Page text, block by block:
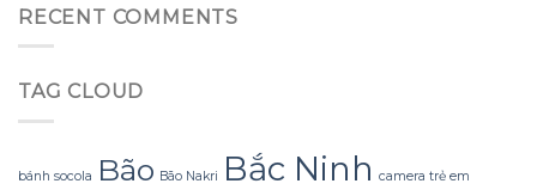
hình
dáng?
không
lãng
Quyết
Sử
RECENT COMMENTS
TAG CLOUD
bánh socola Bão Bão Nakri Bắc Ninh camera trẻ em